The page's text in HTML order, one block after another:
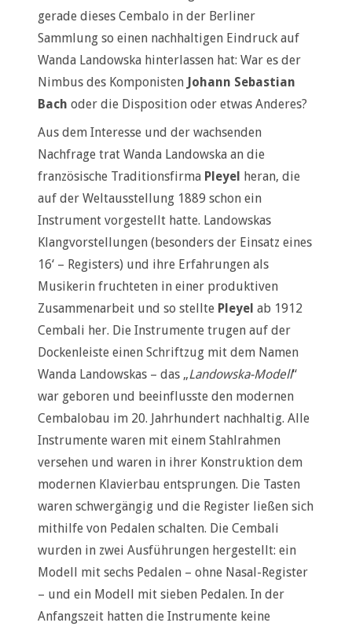
gerade dieses Cembalo in der Berliner
Sammlung so einen nachhaltigen Eindruck auf
Wanda Landowska hinterlassen hat: War es der
Nimbus des Komponisten Johann Sebastian
Bach oder die Disposition oder etwas Anderes?
Aus dem Interesse und der wachsenden
Nachfrage trat Wanda Landowska an die
französische Traditionsfirma Pleyel
heran, die
auf der Weltausstellung 1889 schon ein
Instrument vorgestellt hatte. Landowskas
Klangvorstellungen (besonders der Einsatz eines
16‘ – Registers) und ihre Erfahrungen als
Musikerin fruchteten in einer produktiven
Zusammenarbeit und so stellte Pleyel ab 1912
Cembali her. Die Instrumente trugen auf der
Dockenleiste einen Schriftzug mit dem Namen
Wanda Landowskas – das „Landowska-Modell“
war geboren und beeinflusste den modernen
Cembalobau im 20. Jahrhundert nachhaltig. Alle
Instrumente waren mit einem Stahlrahmen
versehen und waren in ihrer Konstruktion dem
modernen Klavierbau entsprungen. Die Tasten
waren schwergängig und die Register ließen sich
mithilfe von Pedalen schalten. Die Cembali
wurden in zwei Ausführungen hergestellt: ein
Modell mit sechs Pedalen – ohne Nasal-Register
– und ein Modell mit sieben Pedalen. In der
Anfangszeit hatten die Instrumente keine